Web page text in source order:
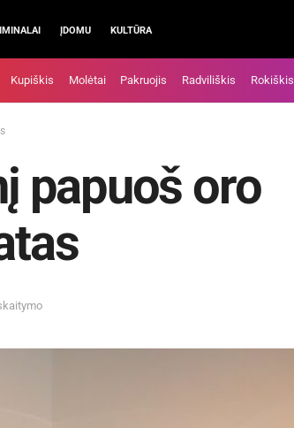
ĮDOMU KULTŪRA
Kupiškis Molėtai Pakruojis Radviliškis Rokiškis
papuoš oro